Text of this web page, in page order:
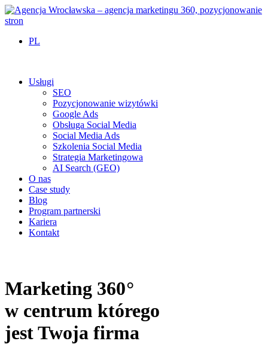
PL
Usługi
SEO
Pozycjonowanie wizytówki
Google Ads
Obsługa Social Media
Social Media Ads
Szkolenia Social Media
Strategia Marketingowa
AI Search (GEO)
O nas
Case study
Blog
Program partnerski
Kariera
Kontakt
Marketing 360°
w centrum którego
jest Twoja firma